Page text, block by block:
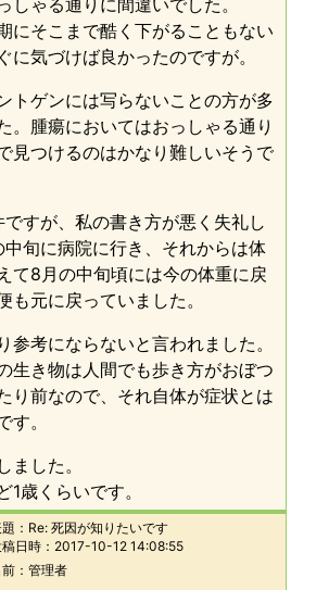
しゃる通りに間違いでした。
にそこまで酷く下がることもない
に気づけば良かったのですが。
トゲンには写らないことの方が多
。腫瘍においてはおっしゃる通り
見つけるのはかなり難しいそうで
すが、私の書き方が悪く失礼し
中旬に病院に行き、それからは体
て8月の中旬頃には今の体重に戻
も元に戻っていました。
参考にならないと言われました。
生き物は人間でも歩き方がおぼつ
り前なので、それ自体が症状とは
す。
ました。
1歳くらいです。
： Re: 死因が知りたいです
日時： 2017-10-12 14:08:55
管理者